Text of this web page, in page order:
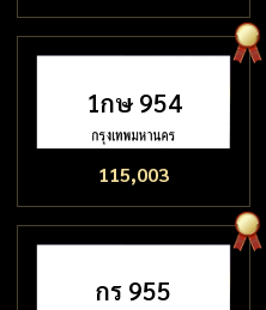
1กษ 954
115,003
กร 955